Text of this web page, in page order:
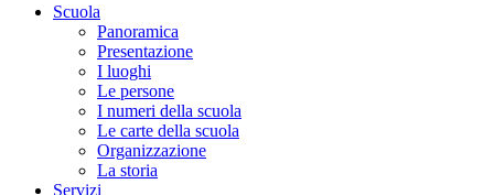
Scuola
Panoramica
Presentazione
I luoghi
Le persone
I numeri della scuola
Le carte della scuola
Organizzazione
La storia
Servizi